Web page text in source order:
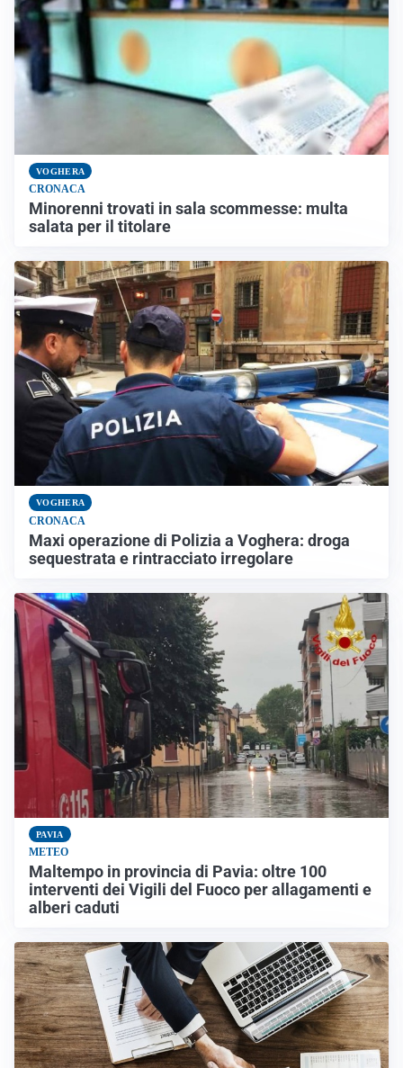
VOGHERA
CRONACA
Minorenni trovati in sala scommesse: multa
salata per il titolare
VOGHERA
CRONACA
Maxi operazione di Polizia a Voghera: droga
sequestrata e rintracciato irregolare
PAVIA
METEO
Maltempo in provincia di Pavia: oltre 100
interventi dei Vigili del Fuoco per allagamenti e
alberi caduti